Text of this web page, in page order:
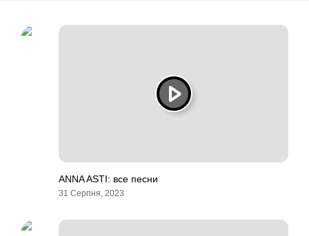
ANNA ASTI: все песни
31 Серпня, 2023